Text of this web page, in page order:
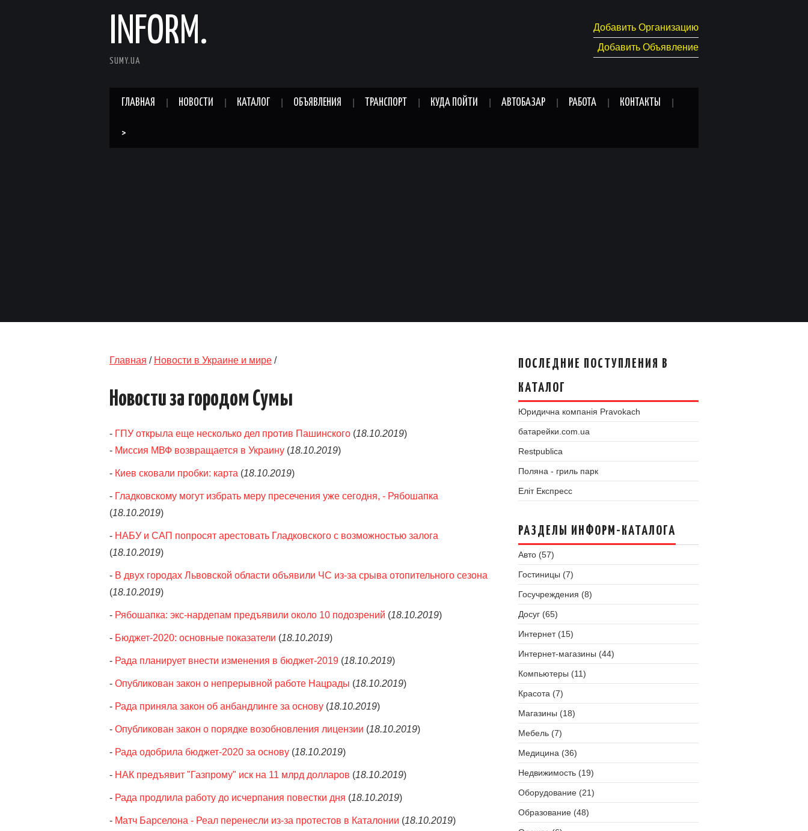
INFORM.
SUMY.UA
Добавить Организацию
Добавить Объявление
ГЛАВНАЯ НОВОСТИ КАТАЛОГ ОБЪЯВЛЕНИЯ ТРАНСПОРТ КУДА ПОЙТИ АВТОБАЗАР РАБОТА КОНТАКТЫ
>
Главная / Новости в Украине и мире /
Новости за городом Сумы
- ГПУ открыла еще несколько дел против Пашинского (18.10.2019)
- Миссия МВФ возвращается в Украину (18.10.2019)
- Киев сковали пробки: карта (18.10.2019)
- Гладковскому могут избрать меру пресечения уже сегодня, - Рябошапка
(18.10.2019)
- НАБУ и САП попросят арестовать Гладковского с возможностью залога
(18.10.2019)
- В двух городах Львовской области объявили ЧС из-за срыва отопительного сезона
(18.10.2019)
- Рябошапка: экс-нардепам предъявили около 10 подозрений (18.10.2019)
- Бюджет-2020: основные показатели (18.10.2019)
- Рада планирует внести изменения в бюджет-2019 (18.10.2019)
- Опубликован закон о непрерывной работе Нацрады (18.10.2019)
- Рада приняла закон об анбандлинге за основу (18.10.2019)
- Опубликован закон о порядке возобновления лицензии (18.10.2019)
- Рада одобрила бюджет-2020 за основу (18.10.2019)
- НАК предъявит "Газпрому" иск на 11 млрд долларов (18.10.2019)
- Рада продлила работу до исчерпания повестки дня (18.10.2019)
- Матч Барселона - Реал перенесли из-за протестов в Каталонии (18.10.2019)
ПОСЛЕДНИЕ ПОСТУПЛЕНИЯ В
КАТАЛОГ
Юридична компанія Pravokach
батарейки.com.ua
Restpublica
Поляна - гриль парк
Еліт Експресс
РАЗДЕЛЫ ИНФОРМ-КАТАЛОГА
Авто (57)
Гостиницы (7)
Госучреждения (8)
Досуг (65)
Интернет (15)
Интернет-магазины (44)
Компьютеры (11)
Красота (7)
Магазины (18)
Мебель (7)
Медицина (36)
Недвижимость (19)
Оборудование (21)
Образование (48)